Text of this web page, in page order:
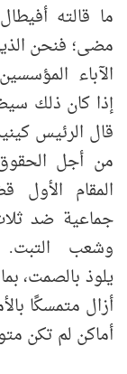
ما قالته
مضى؛ فنحن
الآباء
إذا كان ذلك
من أجل
المقام
جماعية ضد
وشعب التبت.
يلوذ بالصمت،
أزال متمسكًا
أماكن لم تكن